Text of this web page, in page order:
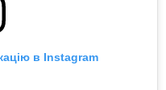
в Instagram